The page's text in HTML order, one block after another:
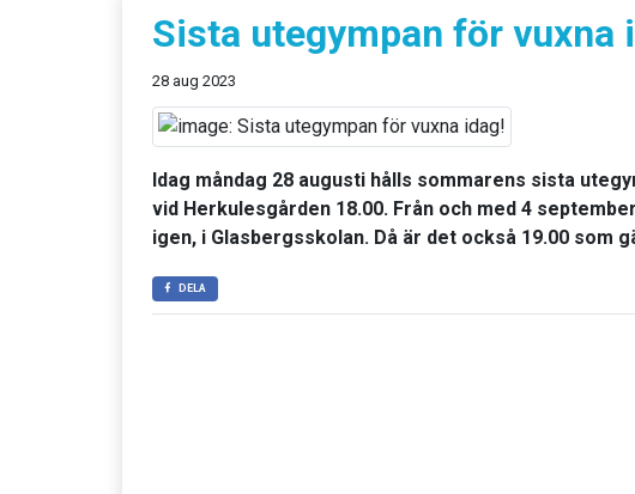
Sista utegympan för vuxna
28 aug 2023
Idag måndag 28 augusti hålls sommarens sista
vid Herkulesgården 18.00. Från och med 4
igen, i Glasbergsskolan. Då är det också 19.00 som
DELA